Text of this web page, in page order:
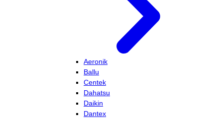
Aeronik
Ballu
Centek
Dahatsu
Daikin
Dantex